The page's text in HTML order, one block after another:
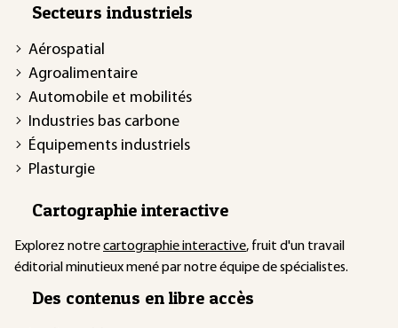
Secteurs industriels
Aérospatial
Agroalimentaire
Automobile et mobilités
Industries bas carbone
Équipements industriels
Plasturgie
Cartographie interactive
Explorez notrecartographie interactive, fruit d'un travail
éditorial minutieux mené par notre équipe de spécialistes.
Des contenus en libre accès